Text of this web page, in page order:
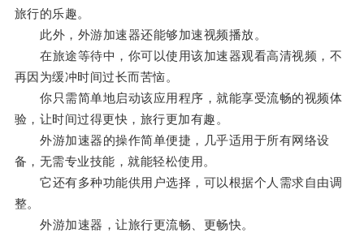
旅行的乐趣。
此外，外游加速器还能够加速视频播放。
在旅途等待中，你可以使用该加速器观看高清视频，不
再因为缓冲时间过长而苦恼。
你只需简单地启动该应用程序，就能享受流畅的视频体
验，让时间过得更快，旅行更加有趣。
外游加速器的操作简单便捷，几乎适用于所有网络设
备，无需专业技能，就能轻松使用。
它还有多种功能供用户选择，可以根据个人需求自由调
整。
外游加速器，让旅行更流畅、更畅快。